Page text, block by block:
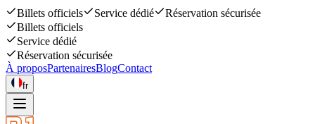
Billets officiels Service dédié
Réservation sécurisée
Billets officiels
Service dédié
Réservation sécurisée
À proposPartenairesBlogContact
fr